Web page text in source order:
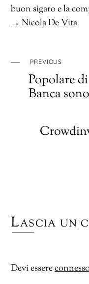
buon sigaro e la
→ Nicola De Vita
PREVIOUS
Popolare
Banca
Lascia un
Devi essere